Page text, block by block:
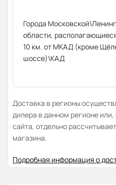
Города
области,
10 км. от МКАД (кроме
шоссе)\КАД
Доставка в регионы
дилера в данном регионе или,
сайта, отдельно
магазина.
Подробная информация о